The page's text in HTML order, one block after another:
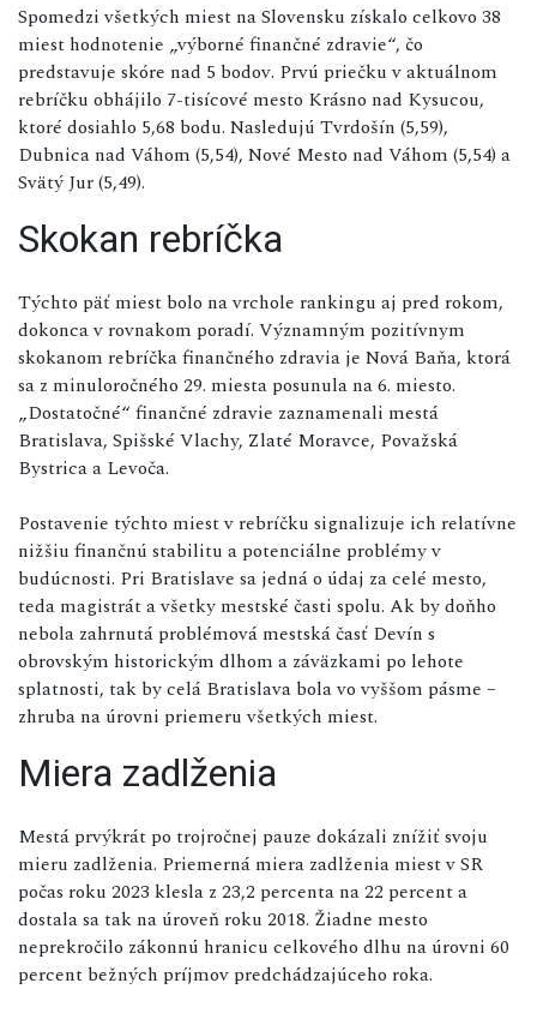
Spomedzi všetkých miest na Slovensku získalo celkovo 38
miest hodnotenie „výborné finančné zdravie“, čo
predstavuje skóre nad 5 bodov. Prvú priečku v aktuálnom
rebríčku obhájilo 7-tisícové mesto Krásno nad Kysucou,
ktoré dosiahlo 5,68 bodu. Nasledujú Tvrdošín (5,59),
Dubnica nad Váhom (5,54), Nové Mesto nad Váhom (5,54) a
Svätý Jur (5,49).
Skokan rebríčka
Týchto päť miest bolo na vrchole rankingu aj pred rokom,
dokonca v rovnakom poradí. Významným pozitívnym
skokanom rebríčka finančného zdravia je Nová Baňa, ktorá
sa z minuloročného 29. miesta posunula na 6. miesto.
„Dostatočné“ finančné zdravie zaznamenali mestá
Bratislava, Spišské Vlachy, Zlaté Moravce, Považská
Bystrica a Levoča.
Postavenie týchto miest v rebríčku signalizuje ich relatívne
nižšiu finančnú stabilitu a potenciálne problémy v
budúcnosti. Pri Bratislave sa jedná o údaj za celé mesto,
teda magistrát a všetky mestské časti spolu. Ak by doňho
nebola zahrnutá problémová mestská časť Devín s
obrovským historickým dlhom a záväzkami po lehote
splatnosti, tak by celá Bratislava bola vo vyššom pásme –
zhruba na úrovni priemeru všetkých miest.
Miera zadlženia
Mestá prvýkrát po trojročnej pauze dokázali znížiť svoju
mieru zadlženia. Priemerná miera zadlženia miest v SR
počas roku 2023 klesla z 23,2 percenta na 22 percent a
dostala sa tak na úroveň roku 2018. Žiadne mesto
neprekročilo zákonnú hranicu celkového dlhu na úrovni 60
percent bežných príjmov predchádzajúceho roka.